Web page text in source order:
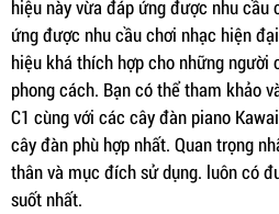
hiệu này vừa đáp ứng được nhu cầu
ứng được nhu cầu chơi nhạc hiện
hiệu khá thích hợp cho những người
phong cách. Bạn có thể tham khảo
C1 cùng với các cây đàn piano
cây đàn phù hợp nhất. Quan trọng
thân và mục đích sử dụng. luôn có
suốt nhất.